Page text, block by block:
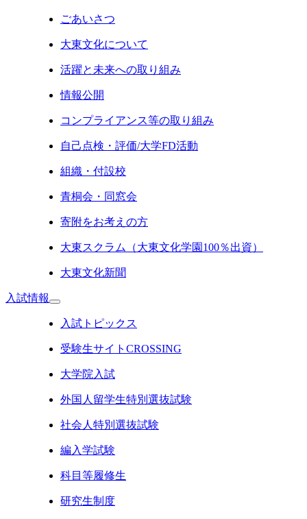
ごあいさつ
大東文化について
活躍と未来への取り組み
情報公開
コンプライアンス等の取り組み
自己点検・評価/大学FD活動
組織・付設校
青桐会・同窓会
寄附をお考えの方
大東スクラム（大東文化学園100％出資）
大東文化新聞
入試情報
入試トピックス
受験生サイトCROSSING
大学院入試
外国人留学生特別選抜試験
社会人特別選抜試験
編入学試験
科目等履修生
研究生制度